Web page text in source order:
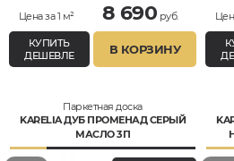
Цена за 1 м² 8 690 руб.
КУПИТЬ
ДЕШЕВЛЕ
В КОРЗИНУ
Паркетная доска
KARELIA ДУБ ПРОМЕНАД СЕРЫЙ
МАСЛО 3П